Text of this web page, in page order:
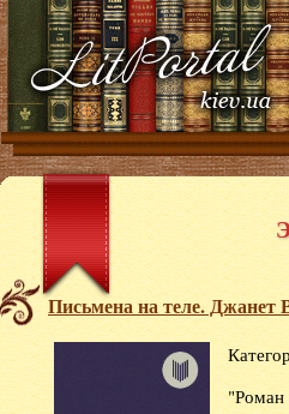
Письмена на теле. Джанет
"Роман